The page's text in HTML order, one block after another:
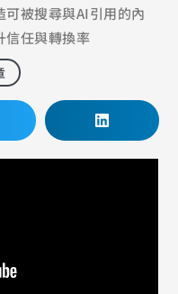
可被搜尋與AI引用的內
信任與轉換率